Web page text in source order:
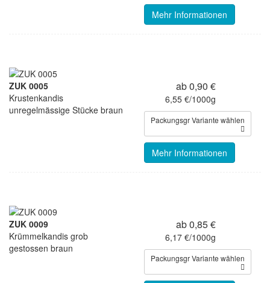
Mehr Informationen
ZUK 0005
Krustenkandis
unregelmässige Stücke braun
ab 0,90 €
6,55 €/1000g
Packungsgr Variante wählen
Mehr Informationen
ZUK 0009
Krümmelkandis grob
gestossen braun
ab 0,85 €
6,17 €/1000g
Packungsgr Variante wählen